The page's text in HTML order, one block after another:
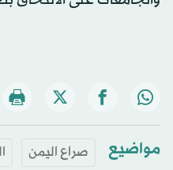
مواضيع صراع اليمن